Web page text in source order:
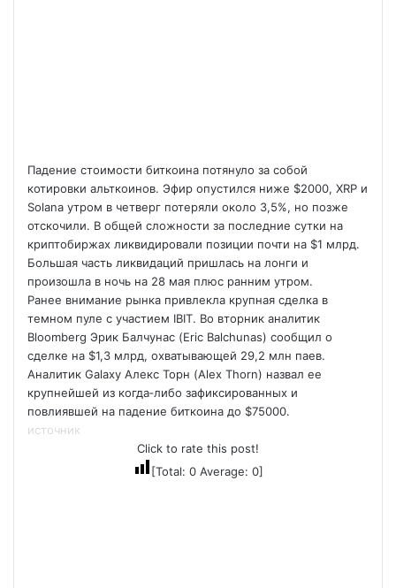
Падение стоимости биткоина потянуло за собой
котировки альткоинов. Эфир опустился ниже $2000, XRP и
Solana утром в четверг потеряли около 3,5%, но позже
отскочили. В общей сложности за последние сутки на
криптобиржах ликвидировали позиции почти на $1 млрд.
Большая часть ликвидаций пришлась на лонги и
произошла в ночь на 28 мая плюс ранним утром.
Ранее внимание рынка привлекла крупная сделка в
темном пуле с участием IBIT. Во вторник аналитик
Bloomberg Эрик Балчунас (Eric Balchunas) сообщил о
сделке на $1,3 млрд, охватывающей 29,2 млн паев.
Аналитик Galaxy Алекс Торн (Alex Thorn) назвал ее
крупнейшей из когда‑либо зафиксированных и
повлиявшей на падение биткоина до $75000.
источник
Click to rate this post!
[Total: 0Average: 0]